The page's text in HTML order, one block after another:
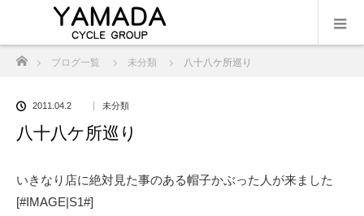
ブログ一覧 未分類 八十八ケ所巡り
2011.04.2 未分類
八十八ケ所巡り
いきなり店に絶対見た事のある帽子かぶった人が来ました
[#IMAGE|S1#]